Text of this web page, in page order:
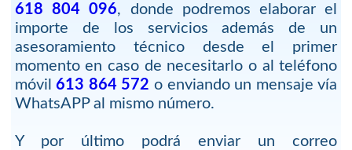
618 804 096, donde podremos elaborar el
importe de los servicios además de un
asesoramiento técnico desde el primer
momento en caso de necesitarlo o al teléfono
móvil613 864 572 o enviando un mensaje vía
WhatsAPP al mismo número.
Y por último podrá enviar un correo